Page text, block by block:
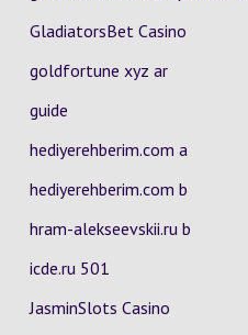
GladiatorsBet Casino
goldfortune xyz ar
guide
hediyerehberim.com a
hediyerehberim.com b
hram-alekseevskii.ru b
icde.ru 501
JasminSlots Casino